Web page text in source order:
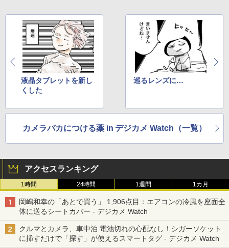
液晶タブレットを新し
くした
巡るレンズに…
カメラバカにつける薬 in デジカメ Watch（一覧）
アクセスランキング
1時間 24時間 1週間 1カ月
岡嶋和幸の「あとで買う」 1,906点目：エアコンの冷風を座面全
体に送るシートカバー - デジカメ Watch
クルマとカメラ、車中泊 電池切れの心配なし！シガーソケット
に挿すだけで「探す」が使えるスマートタグ - デジカメ Watch